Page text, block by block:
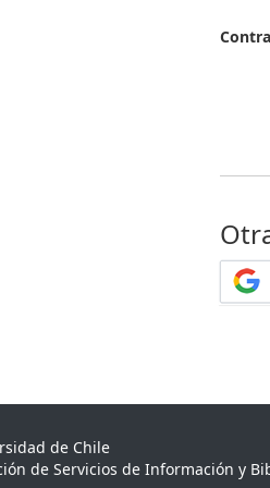
de Chile
de Servicios de Información y